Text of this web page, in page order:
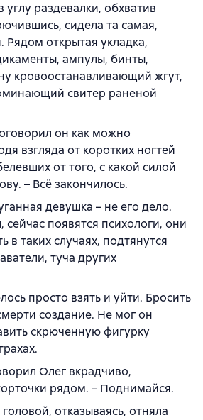
углу раздевалки, обхватив
сидела та самая,
открытая укладка,
ампулы, бинты,
кровоостанавливающий жгут,
свитер раненой
он как можно
взгляда от коротких ногтей
от того, с какой силой
– Всё закончилось.
девушка – не его дело.
сейчас появятся психологи, они
в таких случаях, подтянутся
туча других
просто взять и уйти. Бросить
создание. Не мог он
скрюченную фигурку
Олег вкрадчиво,
рядом. – Поднимайся.
отказываясь, отняла